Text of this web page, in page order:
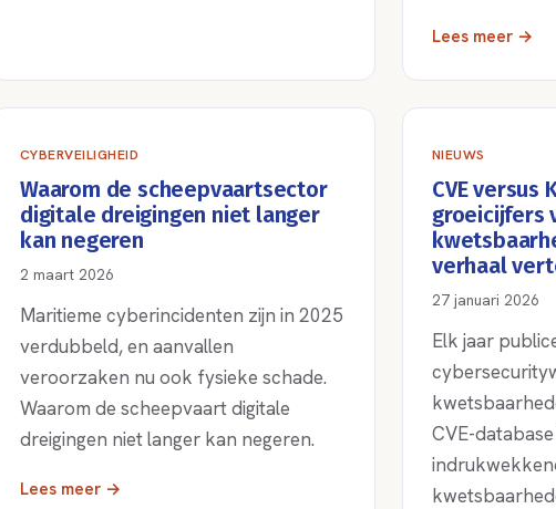
Lees meer →
CYBERVEILIGHEID
Waarom de scheepvaartsector
digitale dreigingen niet langer
kan negeren
2 maart 2026
Maritieme cyberincidenten zijn in 2025
verdubbeld, en aanvallen
veroorzaken nu ook fysieke schade.
Waarom de scheepvaart digitale
dreigingen niet langer kan negeren.
Lees meer →
NIEUWS
CVE versus
groeicijfers
verhaal
27 januari 2026
Elk jaar
CVE-